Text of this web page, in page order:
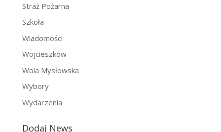
Straż Pożarna
Szkoła
Wiadomości
Wojcieszków
Wola Mysłowska
Wybory
Wydarzenia
Dodaj News